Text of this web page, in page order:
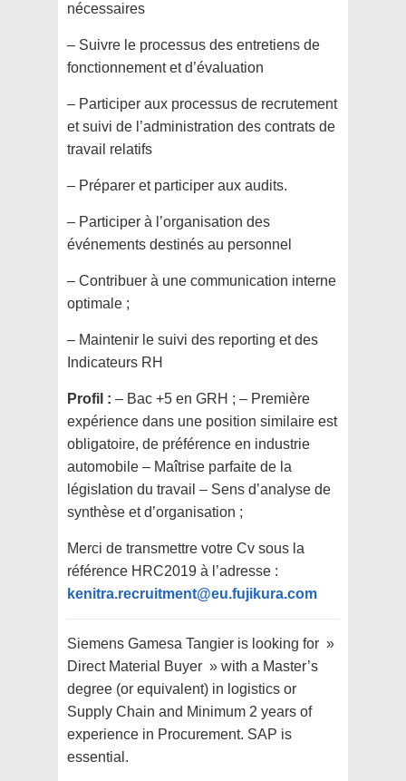
nécessaires
– Suivre le processus des entretiens de
fonctionnement et d’évaluation
– Participer aux processus de recrutement
et suivi de l’administration des contrats de
travail relatifs
– Préparer et participer aux audits.
– Participer à l’organisation des
événements destinés au personnel
– Contribuer à une communication interne
optimale ;
– Maintenir le suivi des reporting et des
Indicateurs RH
Profil : – Bac +5 en GRH ; – Première
expérience dans une position similaire est
obligatoire, de préférence en industrie
automobile – Maîtrise parfaite de la
législation du travail – Sens d’analyse de
synthèse et d’organisation ;
Merci de transmettre votre Cv sous la
référence HRC2019 à l’adresse :
kenitra.recruitment@eu.fujikura.com
Siemens Gamesa Tangier is looking for »
Direct Material Buyer » with a Master’s
degree (or equivalent) in logistics or
Supply Chain and Minimum 2 years of
experience in Procurement. SAP is
essential.